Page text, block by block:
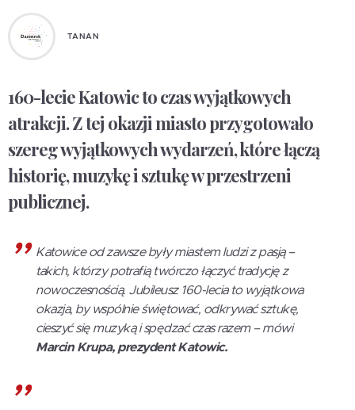
TANAN
160-lecie Katowic to czas wyjątkowych
atrakcji. Z tej okazji miasto przygotowało
szereg wyjątkowych wydarzeń, które łączą
historię, muzykę i sztukę w przestrzeni
publicznej.
Katowice od zawsze były miastem ludzi z pasją –
takich, którzy potrafią twórczo łączyć tradycję z
nowoczesnością. Jubileusz 160-lecia to wyjątkowa
okazja, by wspólnie świętować, odkrywać sztukę,
cieszyć się muzyką i spędzać czas razem – mówi
Marcin Krupa, prezydent Katowic.